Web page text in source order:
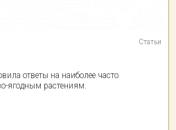
Статьи
ответы на наиболее часто
ягодным растениям.